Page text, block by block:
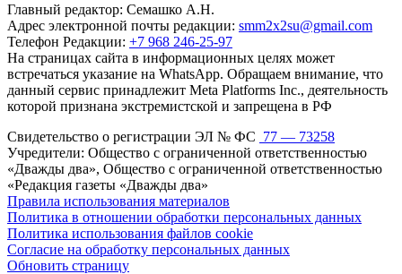
Главный редактор: Семашко А.Н.
Адрес электронной почты редакции: smm2x2su@gmail.com
Телефон Редакции: +7 968 246-25-97
На страницах сайта в информационных целях может
встречаться указание на WhatsApp. Обращаем внимание, что
данный сервис принадлежит Meta Platforms Inc., деятельность
которой признана экстремистской и запрещена в РФ
Свидетельство о регистрации ЭЛ № ФС 77 — 73258
Учредители: Общество с ограниченной ответственностью
«Дважды два», Общество с ограниченной ответственностью
«Редакция газеты «Дважды два»
Правила использования материалов
Политика в отношении обработки персональных данных
Политика использования файлов cookie
Согласие на обработку персональных данных
Обновить страницу